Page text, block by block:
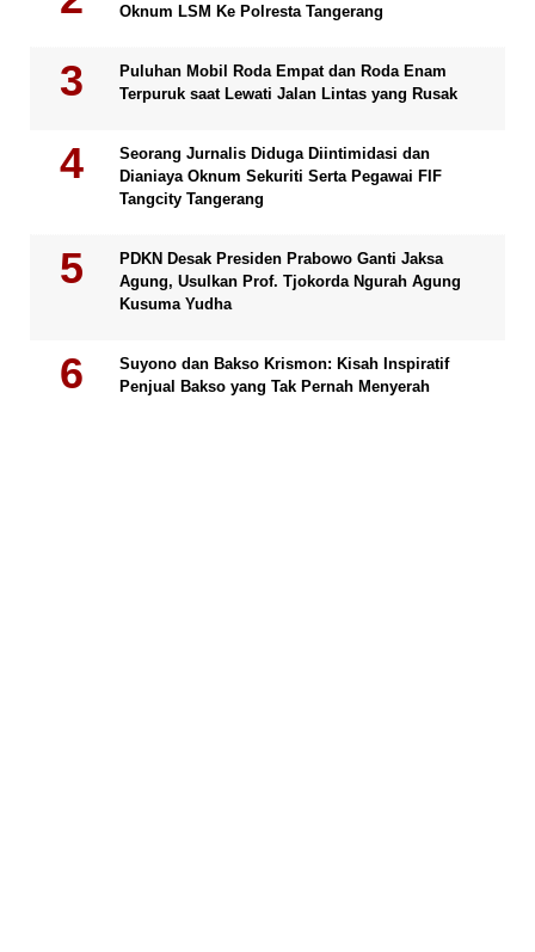
Oknum LSM Ke Polresta Tangerang
Puluhan Mobil Roda Empat dan Roda Enam
Terpuruk saat Lewati Jalan Lintas yang Rusak
Seorang Jurnalis Diduga Diintimidasi dan
Dianiaya Oknum Sekuriti Serta Pegawai FIF
Tangcity Tangerang
PDKN Desak Presiden Prabowo Ganti Jaksa
Agung, Usulkan Prof. Tjokorda Ngurah Agung
Kusuma Yudha
Suyono dan Bakso Krismon: Kisah Inspiratif
Penjual Bakso yang Tak Pernah Menyerah